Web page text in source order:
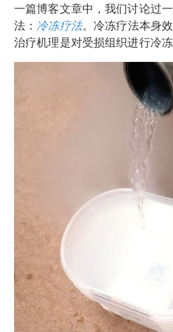
一篇博客文章中，我们讨论过
法： 冷冻疗法。冷冻疗法本身
治疗机理是对受损组织进行冷